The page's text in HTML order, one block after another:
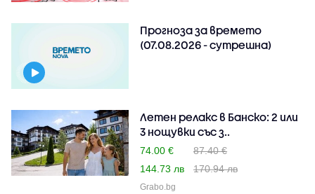
Прогноза за времето
(07.08.2026 - сутрешна)
Летен релакс в Банско: 2 или
3 нощувки със з..
74.00 €
87.40 €
144.73 лв
170.94 лв
Grabo.bg